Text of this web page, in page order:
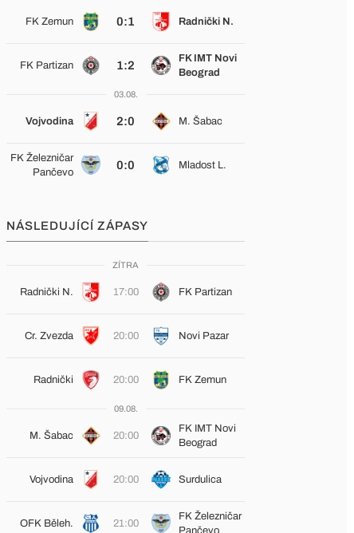
FK Zemun 0:1 Radnički N.
FK Partizan 1:2
FK IMT Novi
Beograd
03.08.
Vojvodina 2:0 M. Šabac
FK Železničar
Pančevo
0:0 Mladost L.
NÁSLEDUJÍCÍ ZÁPASY
ZÍTRA
Radnički N. 17:00 FK Partizan
Cr. Zvezda 20:00 Novi Pazar
Radnički 20:00 FK Zemun
09.08.
M. Šabac 20:00
FK IMT Novi
Beograd
Vojvodina 20:00 Surdulica
OFK Běleh. 21:00
FK Železničar
Pančevo